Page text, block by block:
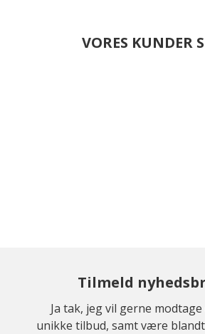
VORES KUNDER
Tilmeld
Ja tak, jeg vil gerne
unikke tilbud, samt være